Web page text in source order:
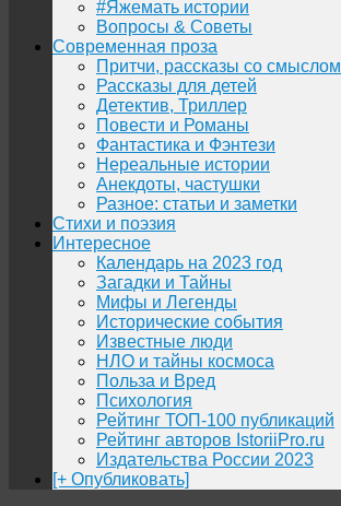
#Яжемать истории
Вопросы & Советы
Современная проза
Притчи, рассказы со смыслом
Рассказы для детей
Детектив, Триллер
Повести и Романы
Фантастика и Фэнтези
Нереальные истории
Анекдоты, частушки
Разное: статьи и заметки
Стихи и поэзия
Интересное
Календарь на 2023 год
Загадки и Тайны
Мифы и Легенды
Исторические события
Известные люди
НЛО и тайны космоса
Польза и Вред
Психология
Рейтинг ТОП-100 публикаций
Рейтинг авторов IstoriiPro.ru
Издательства России 2023
[+ Опубликовать]